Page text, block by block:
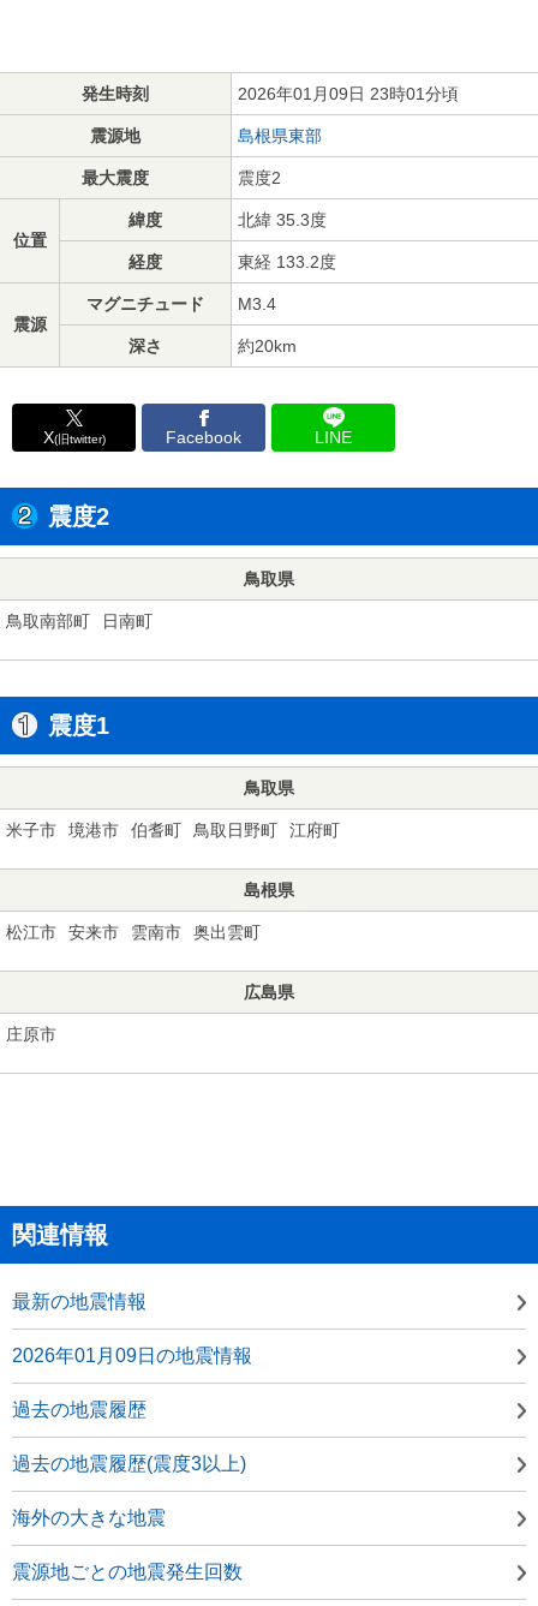
発生時刻 2026年01月09日 23時01分頃
震源地 島根県東部
最大震度 震度2
位置
緯度 北緯 35.3度
経度 東経 133.2度
震源
マグニチュード M3.4
深さ 約20km
X(旧twitter) Facebook LINE
震度2
鳥取県
鳥取南部町 日南町
震度1
鳥取県
米子市 境港市 伯耆町 鳥取日野町 江府町
島根県
松江市 安来市 雲南市 奥出雲町
広島県
庄原市
関連情報
最新の地震情報
2026年01月09日の地震情報
過去の地震履歴
過去の地震履歴(震度3以上)
海外の大きな地震
震源地ごとの地震発生回数